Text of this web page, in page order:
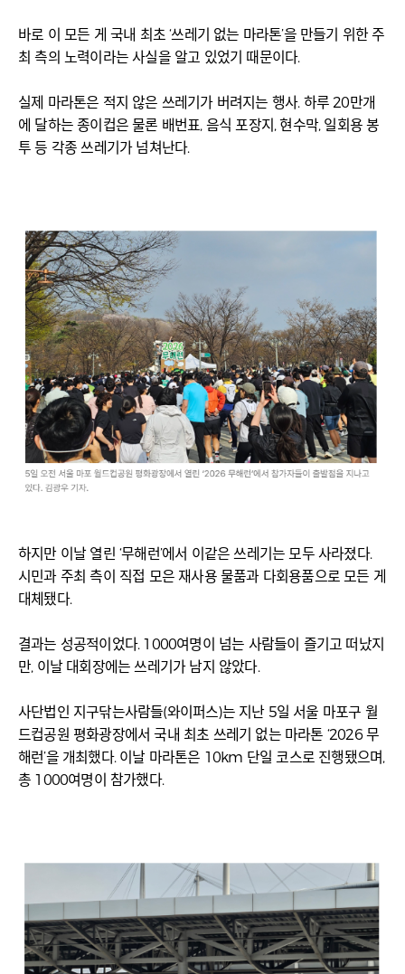
바로 이 모든 게 국내 최초 ‘쓰레기 없는 마라톤’을 만들기 위한 주
최 측의 노력이라는 사실을 알고 있었기 때문이다.
실제 마라톤은 적지 않은 쓰레기가 버려지는 행사. 하루 20만개
에 달하는 종이컵은 물론 배번표, 음식 포장지, 현수막, 일회용 봉
투 등 각종 쓰레기가 넘쳐난다.
하지만 이날 열린 ‘무해런’에서 이같은 쓰레기는 모두 사라졌다.
시민과 주최 측이 직접 모은 재사용 물품과 다회용품으로 모든 게
대체됐다.
결과는 성공적이었다. 1000여명이 넘는 사람들이 즐기고 떠났지
만, 이날 대회장에는 쓰레기가 남지 않았다.
사단법인 지구닦는사람들(와이퍼스)는 지난 5일 서울 마포구 월
드컵공원 평화광장에서 국내 최초 쓰레기 없는 마라톤 ‘2026 무
해런’을 개최했다. 이날 마라톤은 10km 단일 코스로 진행됐으며,
총 1000여명이 참가했다.